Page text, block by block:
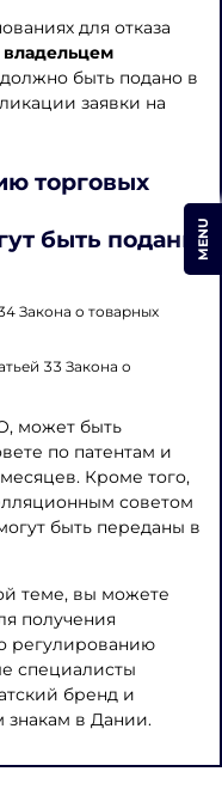
для отказа
владельцем
быть подано в
заявки на
торговых
быть поданы
Закона о товарных
33 Закона о
может быть
по патентам и
Кроме того,
советом
быть переданы в
теме, вы можете
получения
регулированию
специалисты
бренд и
знакам в Дании.
MENU